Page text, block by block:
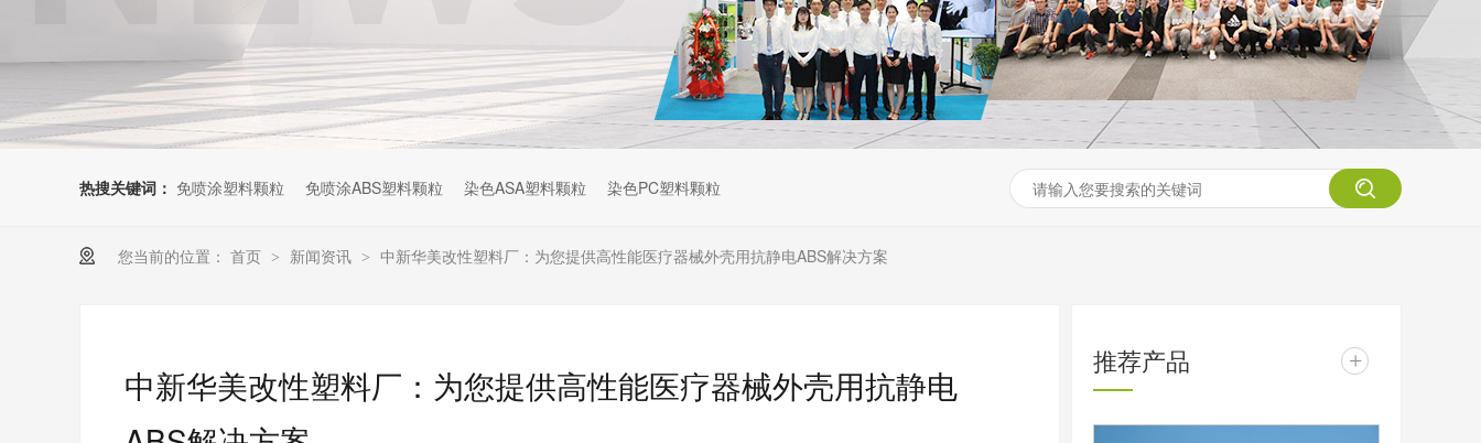
热搜关键词： 免喷涂塑料颗粒 免喷涂ABS塑料颗粒 染色ASA塑料颗粒 染色PC塑料颗粒
您当前的位置： 首页 > 新闻资讯 > 中新华美改性塑料厂：为您提供高性能医疗器械外壳用抗静电ABS解决方案
中新华美改性塑料厂：为您提供高性能医疗器械外壳用抗静电
推荐产品 +